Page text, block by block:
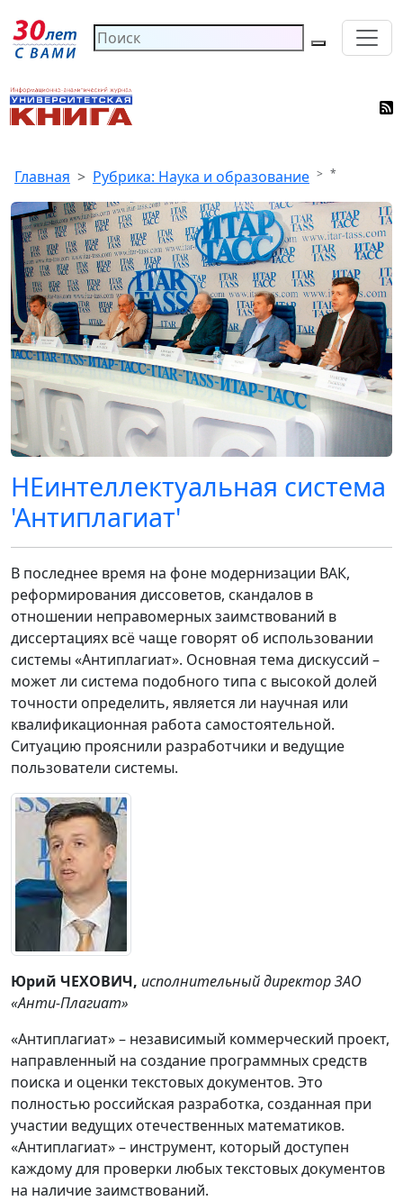
Главная Рубрика: Наука и образование *
НЕинтеллектуальная система
'Антиплагиат'
В последнее время на фоне модернизации ВАК,
реформирования диссоветов, скандалов в
отношении неправомерных заимствований в
диссертациях всё чаще говорят об использовании
системы «Антиплагиат». Основная тема дискуссий –
может ли система подобного типа с высокой долей
точности определить, является ли научная или
квалификационная работа самостоятельной.
Ситуацию прояснили разработчики и ведущие
пользователи системы.
Юрий ЧЕХОВИЧ, исполнительный директор ЗАО
«Анти-Плагиат»
«Антиплагиат» – независимый коммерческий проект,
направленный на создание программных средств
поиска и оценки текстовых документов. Это
полностью российская разработка, созданная при
участии ведущих отечественных математиков.
«Антиплагиат» – инструмент, который доступен
каждому для проверки любых текстовых документов
на наличие заимствований.